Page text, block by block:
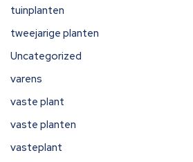
tuinplanten
tweejarige planten
Uncategorized
varens
vaste plant
vaste planten
vasteplant